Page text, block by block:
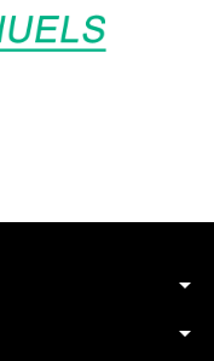
arrow_drop_down
arrow_drop_down